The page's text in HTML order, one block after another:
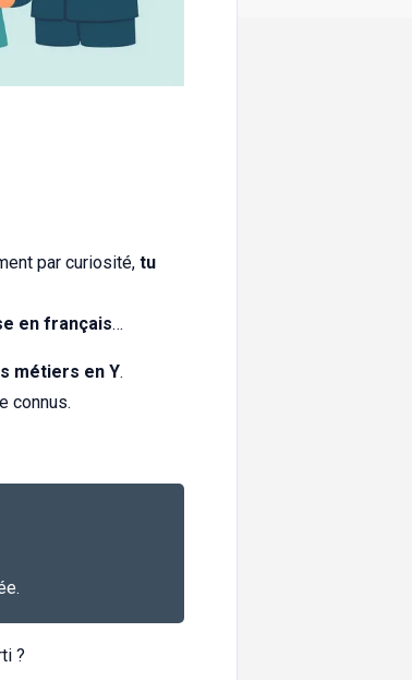
par curiosité, tu
en français…
métiers en Y.
connus.
?